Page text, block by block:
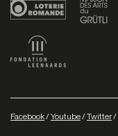
Facebook/Youtube/Twitter/